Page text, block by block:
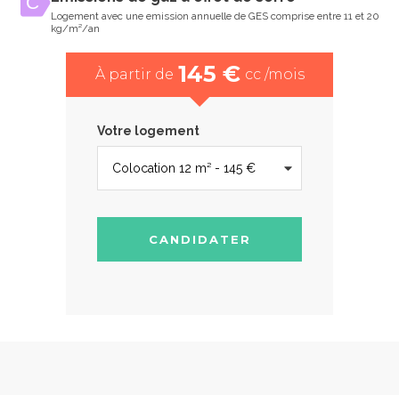
Logement avec une emission annuelle de GES comprise entre 11 et 20
kg/m²/an
À partir de 145 € cc /mois
Votre logement
CANDIDATER